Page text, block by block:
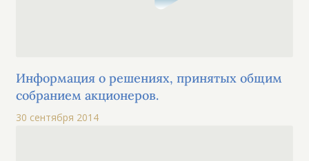
Информация о решениях, принятых общим
собранием акционеров.
30 сентября 2014